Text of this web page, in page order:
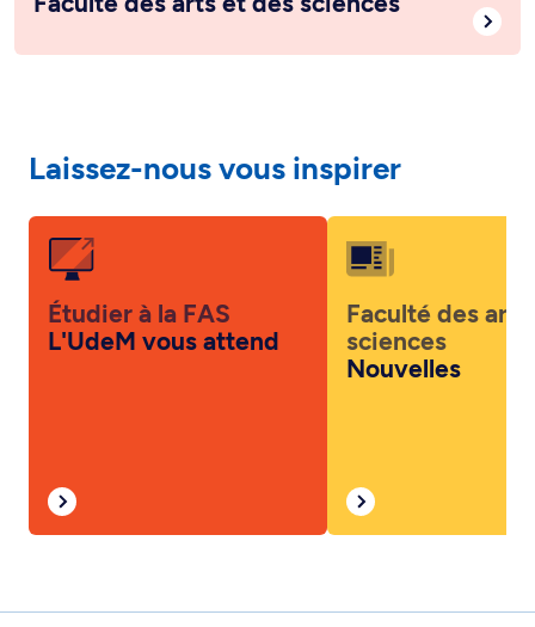
Laissez-nous vous inspirer
Étudier à la FAS
L'UdeM vous attend
Faculté des
sciences
Nouvelles